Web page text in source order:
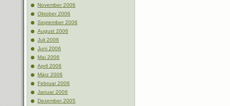
November 2006
Oktober 2006
September 2006
August 2006
Juli 2006
Juni 2006
Mai 2006
April 2006
März 2006
Februar 2006
Januar 2006
Dezember 2005